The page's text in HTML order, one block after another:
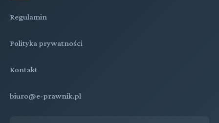
Regulamin
Polityka prywatności
Kontakt
biuro@e-prawnik.pl